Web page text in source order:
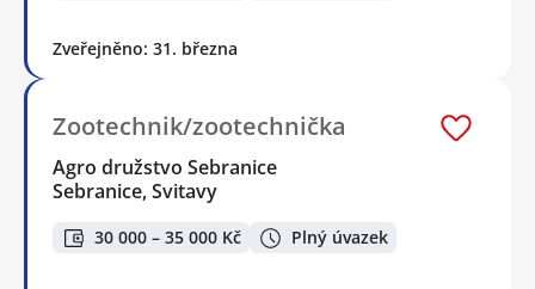
Zveřejněno: 31. března
Zootechnik/zootechnička
Agro družstvo Sebranice
Sebranice, Svitavy
30 000 – 35 000 Kč Plný úvazek